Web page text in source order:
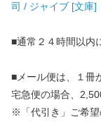
司 / ジャイブ [文庫]
■通常２４時間以内
■メール便は、１冊
宅急便の場合、
※「代引き」ご希望